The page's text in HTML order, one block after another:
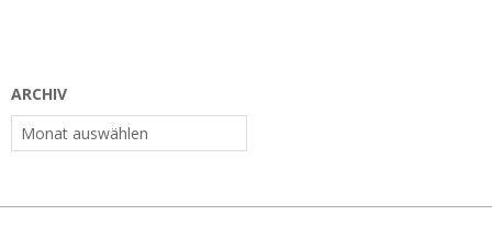
ARCHIV
Archiv